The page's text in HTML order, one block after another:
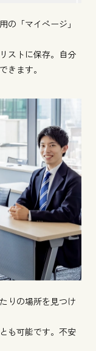
の「マイページ」
ストに保存。自分
きます。
りの場所を見つけ
も可能です。不安